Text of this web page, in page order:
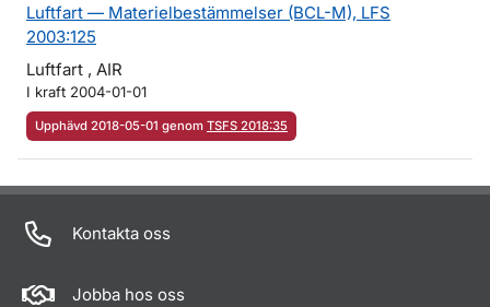
Luftfart — Materielbestämmelser (BCL-M), LFS
2003:125
Luftfart , AIR
I kraft 2004-01-01
Upphävd 2018-05-01 genom TSFS 2018:35
Om sidan
Kontakta oss
Jobba hos oss